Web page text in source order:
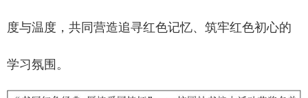
度与温度，共同营造追寻红色记忆、筑牢红色初心的
学习氛围。